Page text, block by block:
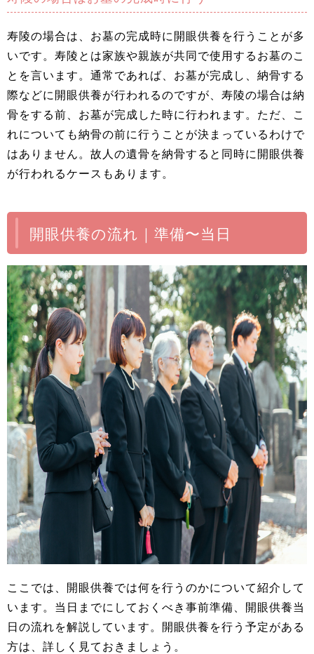
寿陵の場合は、お墓の完成時に開眼供養を行うことが多
いです。寿陵とは家族や親族が共同で使用するお墓のこ
とを言います。通常であれば、お墓が完成し、納骨する
際などに開眼供養が行われるのですが、寿陵の場合は納
骨をする前、お墓が完成した時に行われます。ただ、こ
れについても納骨の前に行うことが決まっているわけで
はありません。故人の遺骨を納骨すると同時に開眼供養
が行われるケースもあります。
開眼供養の流れ｜準備〜当日
ここでは、開眼供養では何を行うのかについて紹介して
います。当日までにしておくべき事前準備、開眼供養当
日の流れを解説しています。開眼供養を行う予定がある
方は、詳しく見ておきましょう。